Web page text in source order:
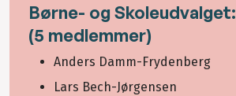
Børne- og Skoleudvalget:
(5 medlemmer)
Anders Damm-Frydenberg
Lars Bech-Jørgensen